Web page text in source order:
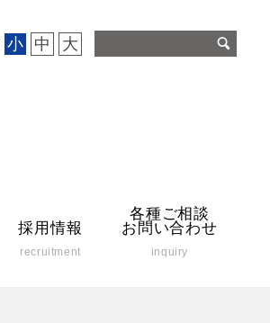
小 中 大
採用情報
recruitment
各種ご相談
お問い合わせ
inquiry